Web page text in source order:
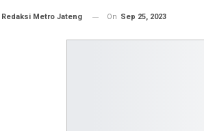
Redaksi Metro Jateng On Sep 25, 2023